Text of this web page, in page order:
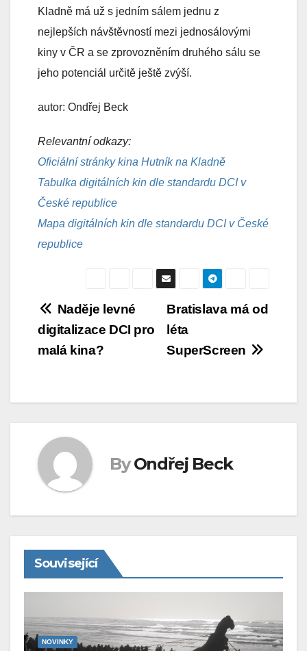
Kladně má už s jedním sálem jednu z
nejlepších návštěvností mezi jednosálovými
kiny v ČR a se zprovozněním druhého sálu se
jeho potenciál určitě ještě zvýší.
autor: Ondřej Beck
Relevantní odkazy:
Oficiální stránky kina Hutník na Kladně
Tabulka digitálních kin dle standardu DCI v
České republice
Mapa digitálních kin dle standardu DCI v České
republice
Navigace
pro
Bratislava má od
léta
SuperScreen
Naděje levné
digitalizace DCI pro
malá kina?
By Ondřej Beck
Související
NOVINKY